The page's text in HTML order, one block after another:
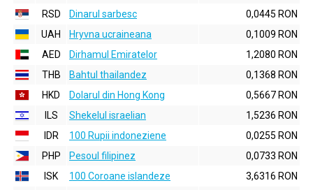
RSD
Dinarul sarbesc
0,0445 RON
UAH
Hryvna ucraineana
0,1009 RON
AED
Dirhamul Emiratelor
1,2080 RON
THB
Bahtul thailandez
0,1368 RON
HKD
Dolarul din Hong Kong
0,5667 RON
ILS
Shekelul israelian
1,5236 RON
IDR
100 Rupii indoneziene
0,0255 RON
PHP
Pesoul filipinez
0,0733 RON
ISK
100 Coroane islandeze
3,6316 RON